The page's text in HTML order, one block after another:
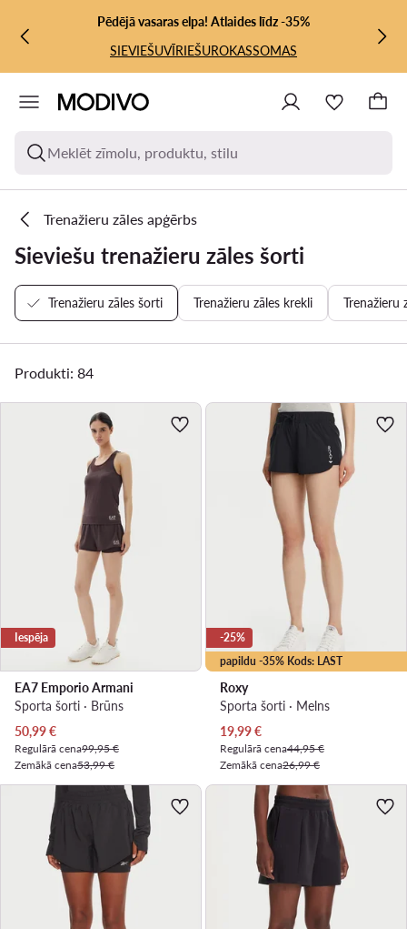
PĀRIET UZ GALVENO SATURU
PĀRIET UZ MEKLĒŠANUPēdējā vasaras elpa! Atlaides līdz -35%
SIEVIEŠUVĪRIEŠUROKASSOMAS
Meklēt zīmolu, produktu, stilu
Trenažieru zāles apģērbs
Sieviešu trenažieru zāles šorti
Trenažieru zāles šorti Trenažieru zāles krekli Trenažieru
Produkti: 84
Iespēja
EA7 Emporio Armani
Sporta šorti · Brūns
Pašreizējā cena
50,99€
Regulārā cena99,95 €
Zemākā cena53,99 €
papildu -35% Kods: LAST
-25%
Roxy
Sporta šorti · Melns
Pašreizējā cena
19,99€
Regulārā cena44,95 €
Zemākā cena26,99 €